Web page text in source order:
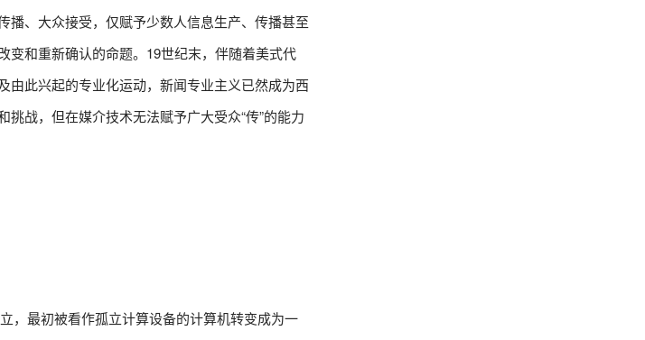
、大众接受，仅赋予少数人信息生产、传播甚至
变和重新确认的命题。19世纪末，伴随着美式代
此兴起的专业化运动，新闻专业主义已然成为西
战，但在媒介技术无法赋予广大受众“传”的能力
，最初被看作孤立计算设备的计算机转变成为一